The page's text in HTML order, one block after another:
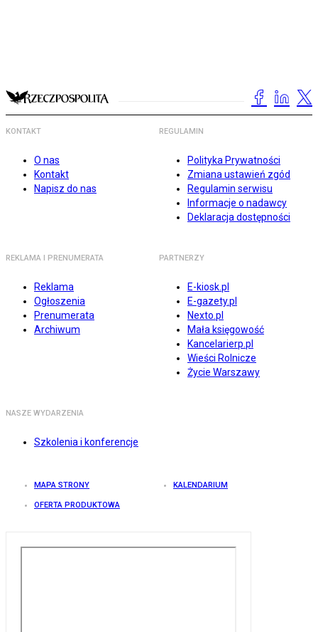
KONTAKT
O nas
Kontakt
Napisz do nas
REGULAMIN
Polityka Prywatności
Zmiana ustawień zgód
Regulamin serwisu
Informacje o nadawcy
Deklaracja dostępności
REKLAMA I PRENUMERATA
Reklama
Ogłoszenia
Prenumerata
Archiwum
PARTNERZY
E-kiosk.pl
E-gazety.pl
Nexto.pl
Mała księgowość
Kancelarierp.pl
Wieści Rolnicze
Życie Warszawy
NASZE WYDARZENIA
Szkolenia i konferencje
MAPA STRONY KALENDARIUM
OFERTA PRODUKTOWA